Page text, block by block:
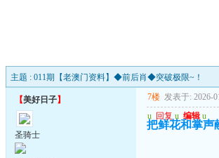
主题 : 011期【老澳门资料】◆前后肖◆突破极限~！
【美好日子】
圣骑士
7楼 发表于: 2026-
u 回复 u 编辑 u
把鲜花和掌声